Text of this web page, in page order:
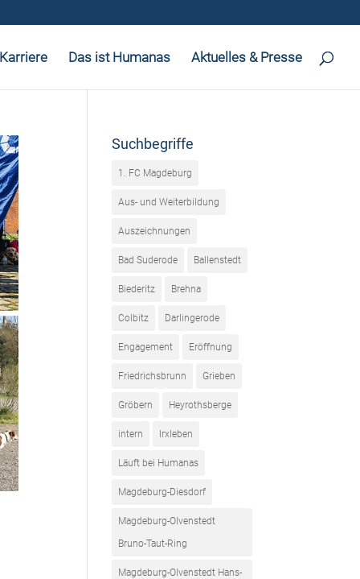
Das ist Humanas Aktuelles & Presse
Suchbegriffe
1. FC Magdeburg
Aus- und Weiterbildung
Auszeichnungen
Bad Suderode Ballenstedt
Biederitz Brehna
Colbitz Darlingerode
Engagement Eröffnung
Friedrichsbrunn Grieben
Gröbern Heyrothsberge
intern Irxleben
Läuft bei Humanas
Magdeburg-Diesdorf
Magdeburg-Olvenstedt
Bruno-Taut-Ring
Magdeburg-Olvenstedt Hans-